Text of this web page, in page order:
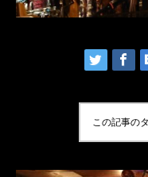
この記事の